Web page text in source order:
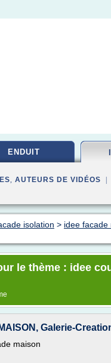
ENDUIT
, AUTEURS DE VIDÉOS |
isolation > idee facade
le thème : idee
Galerie-
maison